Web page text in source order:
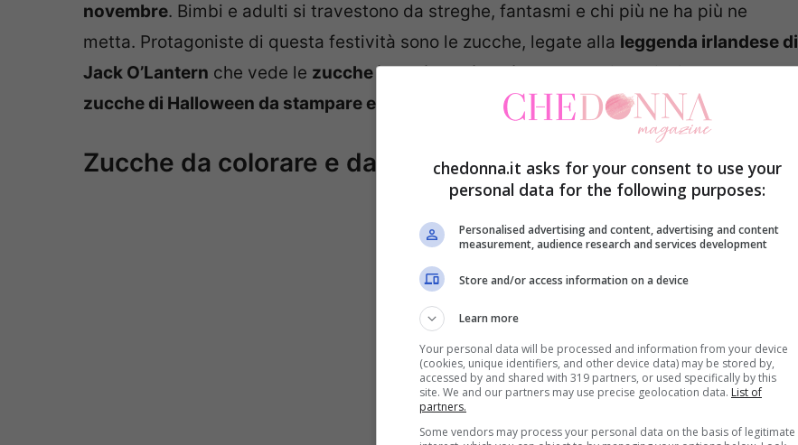
novembre. Bimbi e adulti si travestono da streghe, fantasmi e chi più ne ha più ne
metta. Protagoniste di questa festività sono le zucche, legate alla leggenda irlandese di
Jack O’Lantern che vede le zucche intagliate e illuminate. Scopriamo insieme alcune
zucche di Halloween da stampare e da colorare per bambini
Zucche da colorare e da stampare per bambini
chedonna.it asks for your consent to use your
personal data for the following purposes:
Personalised advertising and content, advertising and content
measurement, audience research and services development
Store and/or access information on a device
Learn more
Your personal data will be processed and information from your device
(cookies, unique identifiers, and other device data) may be stored by,
accessed by and shared with 319 partners, or used specifically by this
site. We and our partners may use precise geolocation data. List of
partners.
Some vendors may process your personal data on the basis of legitimate